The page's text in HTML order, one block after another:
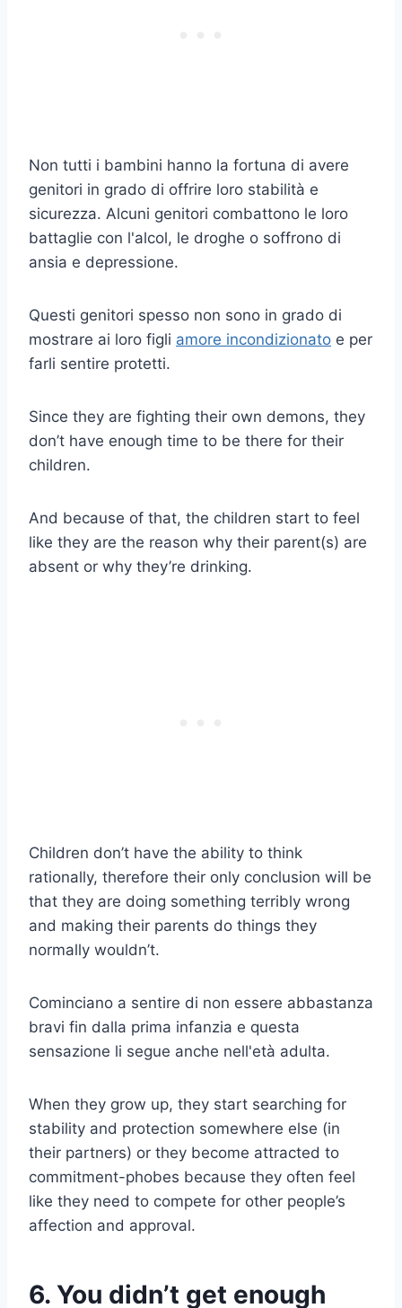
Non tutti i bambini hanno la fortuna di avere
genitori in grado di offrire loro stabilità e
sicurezza. Alcuni genitori combattono le loro
battaglie con l'alcol, le droghe o soffrono di
ansia e depressione.
Questi genitori spesso non sono in grado di
mostrare ai loro figli amore incondizionato e per
farli sentire protetti.
Since they are fighting their own demons, they
don’t have enough time to be there for their
children.
And because of that, the children start to feel
like they are the reason why their parent(s) are
absent or why they’re drinking.
Children don’t have the ability to think
rationally, therefore their only conclusion will be
that they are doing something terribly wrong
and making their parents do things they
normally wouldn’t.
Cominciano a sentire di non essere abbastanza
bravi fin dalla prima infanzia e questa
sensazione li segue anche nell'età adulta.
When they grow up, they start searching for
stability and protection somewhere else (in
their partners) or they become attracted to
commitment-phobes because they often feel
like they need to compete for other people’s
affection and approval.
6. You didn’t get enough